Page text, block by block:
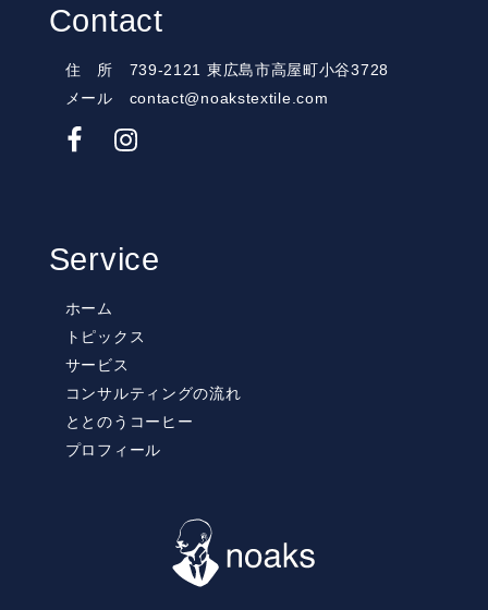
Contact
住 所 739-2121 東広島市高屋町小谷3728
メール contact@noakstextile.com
Service
ホーム
トピックス
サービス
コンサルティングの流れ
ととのうコーヒー
プロフィール